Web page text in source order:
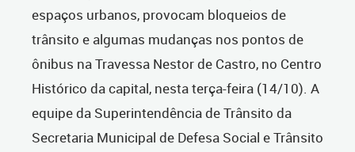
espaços urbanos, provocam bloqueios de
trânsito e algumas mudanças nos pontos de
ônibus na Travessa Nestor de Castro, no Centro
Histórico da capital, nesta terça-feira (14/10). A
equipe da Superintendência de Trânsito da
Secretaria Municipal de Defesa Social e Trânsito